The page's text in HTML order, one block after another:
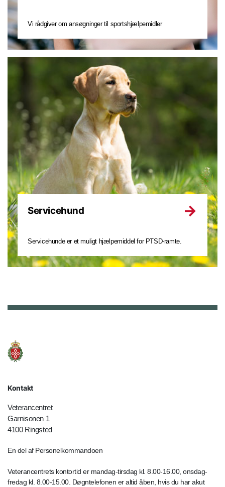
Vi rådgiver om ansøgninger til sportshjælpemidler
Servicehund
Servicehunde er et muligt hjælpemiddel for PTSD-ramte.
Kontakt
Veterancentret
Garnisonen 1
4100 Ringsted
En del af Personelkommandoen
Veterancentrets kontortid er mandag-tirsdag kl. 8.00-16.00, onsdag-
fredag kl. 8.00-15.00. Døgntelefonen er altid åben, hvis du har akut